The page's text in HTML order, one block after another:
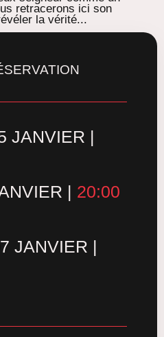
retracerons ici son
la vérité...
JANVIER |
| 20:00
JANVIER |